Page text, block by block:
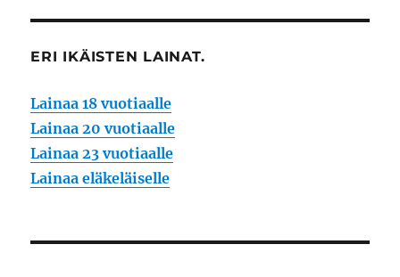
ERI IKÄISTEN LAINAT.
Lainaa 18 vuotiaalle
Lainaa 20 vuotiaalle
Lainaa 23 vuotiaalle
Lainaa eläkeläiselle